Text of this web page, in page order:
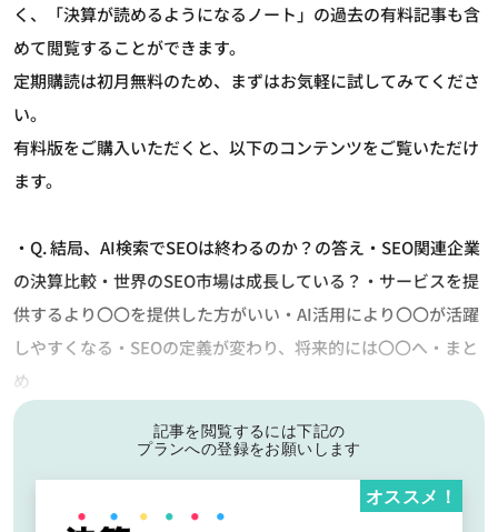
く、「決算が読めるようになるノート」の過去の有料記事も含
めて閲覧することができます。
定期購読は初月無料のため、まずはお気軽に試してみてくださ
い。
有料版をご購入いただくと、以下のコンテンツをご覧いただけ
ます。
・Q. 結局、AI検索でSEOは終わるのか？の答え・SEO関連企業
の決算比較・世界のSEO市場は成長している？・サービスを提
供するより〇〇を提供した方がいい・AI活用により〇〇が活躍
しやすくなる・SEOの定義が変わり、将来的には〇〇へ・まと
め
記事を閲覧するには下記の
プランへの登録をお願いします
オススメ！